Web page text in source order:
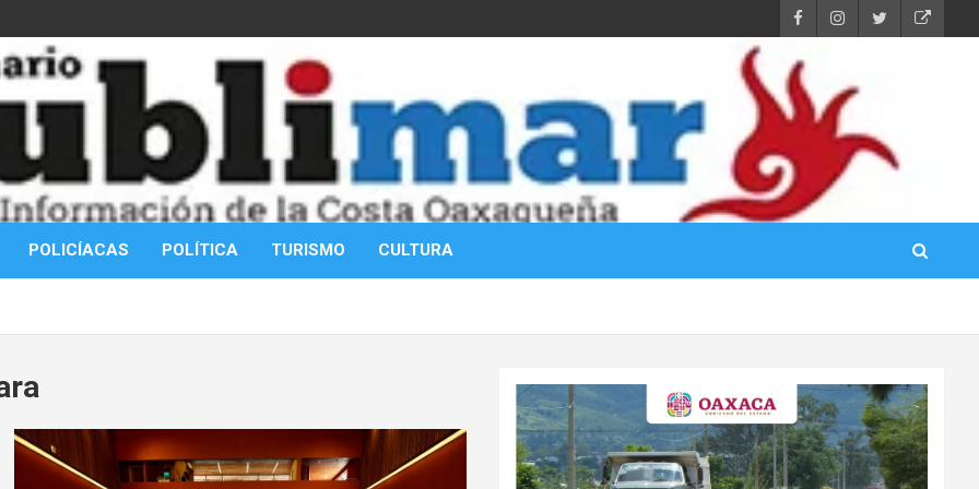
POLICÍACAS POLÍTICA TURISMO CULTURA